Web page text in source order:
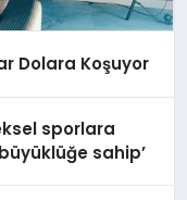
Dolara Koşuyor
sporlara
sahip’